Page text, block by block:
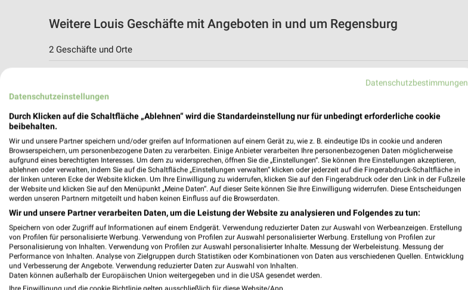
Weitere Louis Geschäfte mit Angeboten in und um Regensburg
2 Geschäfte und Orte
Landshut, Deutschland
448,89 km
Louis Angebote in Ingolstadt
Ingolstadt, Deutschland
438,81 km
Datenschutzbestimmungen
Datenschutzeinstellungen
Durch Klicken auf die Schaltfläche „Ablehnen“ wird die Standardeinstellung nur für unbedingt erforderliche cookie
beibehalten.
Wir und unsere Partner speichern und/oder greifen auf Informationen auf einem Gerät zu, wie z. B. eindeutige IDs in cookie und anderen
Browserspeichern, um personenbezogene Daten zu verarbeiten. Einige Anbieter verarbeiten Ihre personenbezogenen Daten möglicherweise
aufgrund eines berechtigten Interesses. Um dem zu widersprechen, öffnen Sie die „Einstellungen“. Sie können Ihre Einstellungen akzeptieren,
ablehnen oder verwalten, indem Sie auf die Schaltfläche „Einstellungen verwalten“ klicken oder jederzeit auf die Fingerabdruck-Schaltfläche in
der linken unteren Ecke der Website klicken. Um Ihre Einwilligung zu widerrufen, klicken Sie auf den Fingerabdruck oder den Link in der Fußzeile
der Website und klicken Sie auf den Menüpunkt „Meine Daten“. Auf dieser Seite können Sie Ihre Einwilligung widerrufen. Diese Entscheidungen
werden unseren Partnern mitgeteilt und haben keinen Einfluss auf die Browserdaten.
Wir und unsere Partner verarbeiten Daten, um die Leistung der Website zu analysieren und Folgendes zu tun:
Speichern von oder Zugriff auf Informationen auf einem Endgerät. Verwendung reduzierter Daten zur Auswahl von Werbeanzeigen. Erstellung
von Profilen für personalisierte Werbung. Verwendung von Profilen zur Auswahl personalisierter Werbung. Erstellung von Profilen zur
Personalisierung von Inhalten. Verwendung von Profilen zur Auswahl personalisierter Inhalte. Messung der Werbeleistung. Messung der
Performance von Inhalten. Analyse von Zielgruppen durch Statistiken oder Kombinationen von Daten aus verschiedenen Quellen. Entwicklung
und Verbesserung der Angebote. Verwendung reduzierter Daten zur Auswahl von Inhalten.
Daten können außerhalb der Europäischen Union weitergegeben und in die USA gesendet werden.